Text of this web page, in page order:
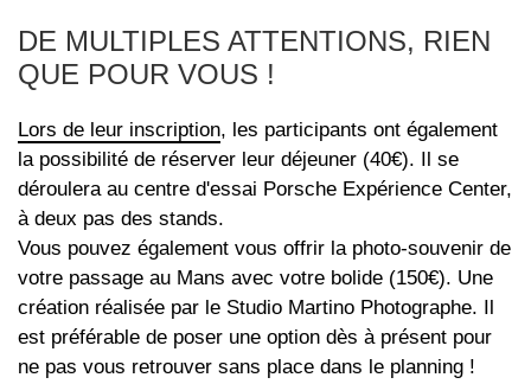
DE MULTIPLES ATTENTIONS, RIEN
QUE POUR VOUS !
Lors de leur inscription, les participants ont également
la possibilité de réserver leur déjeuner (40€). Il se
déroulera au centre d'essai Porsche Expérience Center,
à deux pas des stands.
Vous pouvez également vous offrir la photo-souvenir de
votre passage au Mans avec votre bolide (150€). Une
création réalisée par le Studio Martino Photographe. Il
est préférable de poser une option dès à présent pour
ne pas vous retrouver sans place dans le planning !